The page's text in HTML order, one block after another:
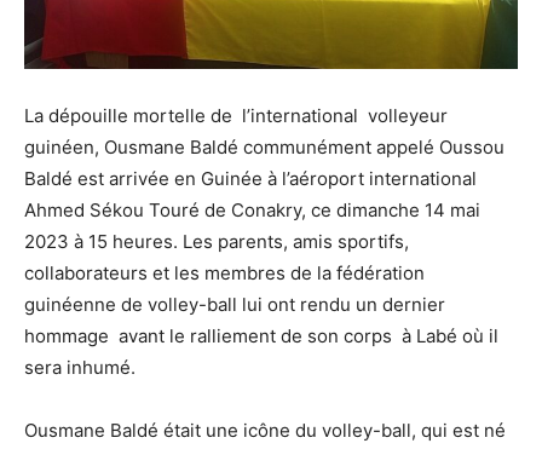
La dépouille mortelle de l’international volleyeur
guinéen, Ousmane Baldé communément appelé Oussou
Baldé est arrivée en Guinée à l’aéroport international
Ahmed Sékou Touré de Conakry, ce dimanche 14 mai
2023 à 15 heures. Les parents, amis sportifs,
collaborateurs et les membres de la fédération
guinéenne de volley-ball lui ont rendu un dernier
hommage avant le ralliement de son corps à Labé où il
sera inhumé.
Ousmane Baldé était une icône du volley-ball, qui est né